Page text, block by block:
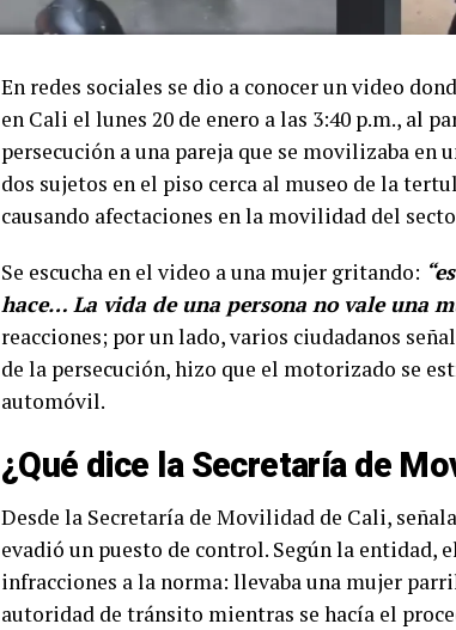
En redes sociales se dio a conocer un video
en Cali el lunes 20 de enero a las 3:40 p.m., al
persecución a una pareja que se movilizaba en
dos sujetos en el piso cerca al museo de la
causando afectaciones en la movilidad del
Se escucha en el video a una mujer gritando:
hace… La vida de una persona no vale una
reacciones; por un lado, varios ciudadanos
de la persecución, hizo que el motorizado se
automóvil.
¿Qué dice la Secretaría de
Desde la Secretaría de Movilidad de Cali,
evadió un puesto de control. Según la
infracciones a la norma: llevaba una mujer
autoridad de tránsito mientras se hacía el